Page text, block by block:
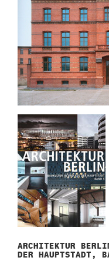
ARCHITEKTUR
DER HAUPTSTADT,